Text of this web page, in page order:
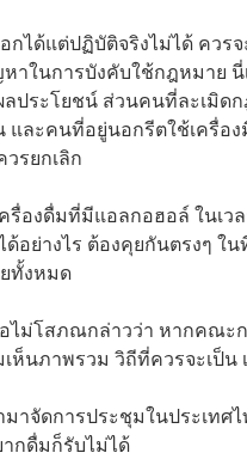
ด้แต่ปฏิบัติจริงไม่ได้ ควรจ
าในการบังคับใช้กฎหมาย
ประโยชน์ ส่วนคนที่ละเมิด
ละคนที่อยู่นอกรีตใช้เครื่อ
รยกเลิก
องดื่มที่มีแอลกอฮอล์ ในเว
อย่างไร ต้องคุยกันตรงๆ
ทั้งหมด
ไม่โสภณกล่าวว่า หากคณะ
ห็นภาพรวม วิถีที่ควรจะเป็
าจัดการประชุมในประเท
กดื่มก็รับไม่ได้